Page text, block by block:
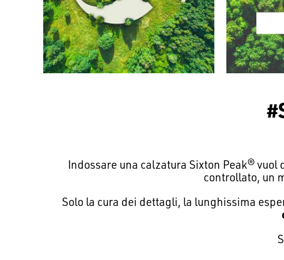
Indossare una calzatura Sixton Peak®
controllato, un
Solo la cura dei dettagli, la lunghissima